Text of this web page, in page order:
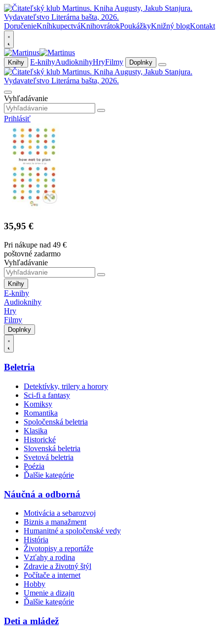
DoručenieKníhkupectváKnihovrátokPoukážkyKnižný blogKontakt
Knihy E-knihyAudioknihyHryFilmy Doplnky
Vyhľadávanie
Prihlásiť
35,95 €
Pri nákupe nad 49 €
poštovné zadarmo
Vyhľadávanie
Knihy
E-knihy
Audioknihy
Hry
Filmy
Doplnky
Beletria
Detektívky, trilery a horory
Sci-fi a fantasy
Komiksy
Romantika
Spoločenská beletria
Klasika
Historické
Slovenská beletria
Svetová beletria
Poézia
Ďalšie kategórie
Náučná a odborná
Motivácia a sebarozvoj
Biznis a manažment
Humanitné a spoločenské vedy
História
Životopisy a reportáže
Vzťahy a rodina
Zdravie a životný štýl
Počítače a internet
Hobby
Umenie a dizajn
Ďalšie kategórie
Deti a mládež